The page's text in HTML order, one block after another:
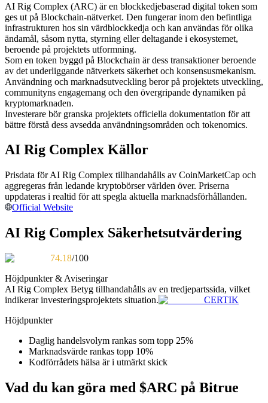
Kopiera Trading
Gå med de bästa handlarna
Njut av vinstdelning och kopieringshandelsprovisioner
AI Rig Complex (ARC) är en blockkedjebaserad digital token som
ges ut på Blockchain-nätverket. Den fungerar inom den befintliga
infrastrukturen hos sin värdblockkedja och kan användas för olika
ändamål, såsom nytta, styrning eller deltagande i ekosystemet,
beroende på projektets utformning.
Som en token byggd på Blockchain är dess transaktioner beroende
av det underliggande nätverkets säkerhet och konsensusmekanism.
Användning och marknadsutveckling beror på projektets utveckling,
communityns engagemang och den övergripande dynamiken på
kryptomarknaden.
Investerare bör granska projektets officiella dokumentation för att
bättre förstå dess avsedda användningsområden och tokenomics.
AI Rig Complex Källor
Prisdata för AI Rig Complex tillhandahålls av CoinMarketCap och
aggregeras från ledande kryptobörser världen över. Priserna
uppdateras i realtid för att spegla aktuella marknadsförhållanden.
Official Website
AI Rig Complex Säkerhetsutvärdering
74.18/100
Höjdpunkter & Aviseringar
AI Rig Complex Betyg tillhandahålls av en tredjepartssida, vilket
indikerar investeringsprojektets situation.
CERTIK
Höjdpunkter
Daglig handelsvolym rankas som topp 25%
Marknadsvärde rankas topp 10%
Kodförrådets hälsa är i utmärkt skick
Vad du kan göra med $ARC på Bitrue